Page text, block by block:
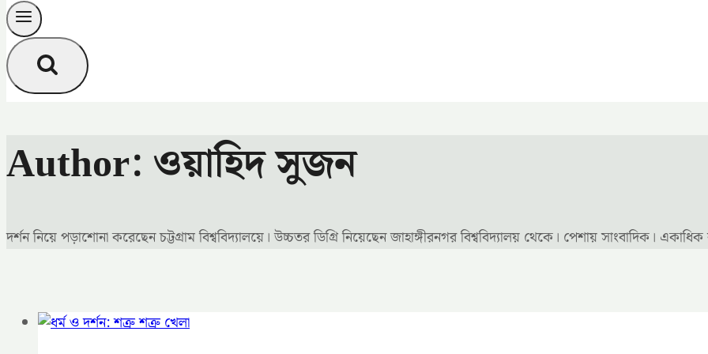
Author: ওয়াহিদ সুজন
দর্শন নিয়ে পড়াশোনা করেছেন চট্টগ্রাম বিশ্ববিদ্যালয়ে। উচ্চতর ডিগ্রি নিয়েছেন জাহাঙ্গীরনগর বিশ্ববিদ্যালয় থেকে। পেশায় সাংবাদিক।